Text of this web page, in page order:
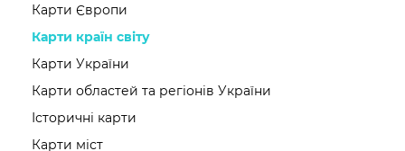
Карти Європи
Карти країн світу
Карти України
Карти областей та регіонів України
Історичні карти
Карти міст